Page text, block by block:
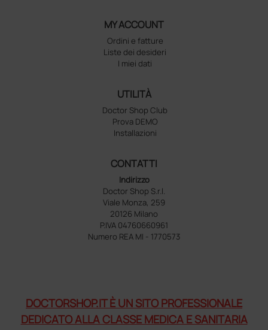
MY ACCOUNT
Ordini e fatture
Liste dei desideri
I miei dati
UTILITÀ
Doctor Shop Club
Prova DEMO
Installazioni
CONTATTI
Indirizzo
Doctor Shop S.r.l.
Viale Monza, 259
20126 Milano
P.IVA 04760660961
Numero REA MI - 1770573
DOCTORSHOP.IT È UN SITO PROFESSIONALE
DEDICATO ALLA CLASSE MEDICA E SANITARIA